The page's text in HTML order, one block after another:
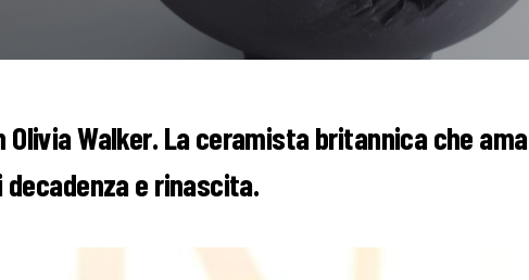
Walker. La ceramista britannica che ama
e rinascita.